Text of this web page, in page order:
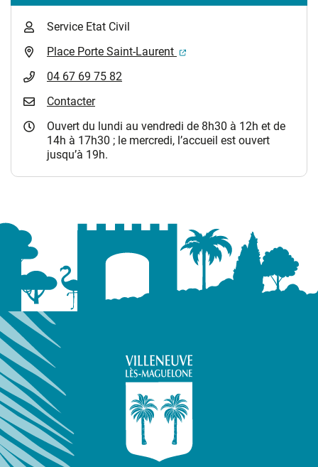
Service Etat Civil
Place Porte Saint-Laurent
(ouverture dans un
04 67 69 75 82
Contacter
Ouvert du lundi au vendredi de 8h30 à 12h et de
14h à 17h30 ; le mercredi, l’accueil est ouvert
jusqu’à 19h.